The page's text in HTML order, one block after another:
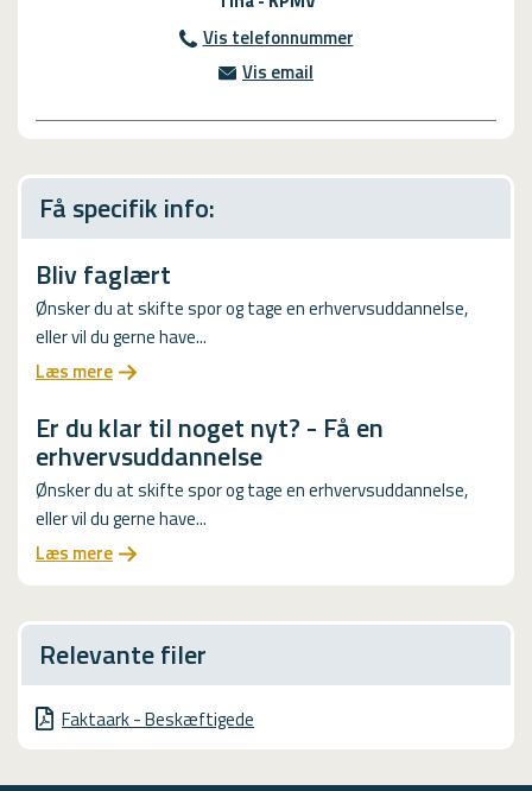
Vis telefonnummer
99 12 24 40
Vis emailinfo@kpmv.dk
Få specifik info:
Bliv faglært
Ønsker du at skifte spor og tage en erhvervsuddannelse,
eller vil du gerne have...
Læs mere
Er du klar til noget nyt? - Få en
erhvervsuddannelse
Ønsker du at skifte spor og tage en erhvervsuddannelse,
eller vil du gerne have...
Læs mere
Relevante filer
Faktaark - Beskæftigede